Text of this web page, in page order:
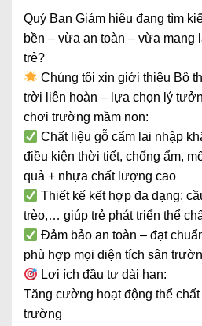
Quý Ban Giám hiệu đang tìm
bền – vừa an toàn – vừa mang
trẻ?
Chúng tôi xin giới thiệu Bộ
trời liên hoàn – lựa chọn lý
chơi trường mầm non:
Chất liệu gỗ cẩm lai nhập
điều kiện thời tiết, chống ẩm,
quả + nhựa chất lượng cao
Thiết kế kết hợp đa dạng:
trèo,… giúp trẻ phát triển thể
Đảm bảo an toàn – đạt
phù hợp mọi diện tích sân
Lợi ích đầu tư dài hạn:
Tăng cường hoạt động thể chất
trường